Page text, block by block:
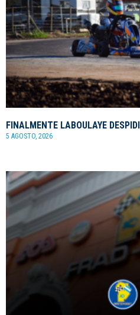
FINALMENTE LABOULAYE
5 AGOSTO, 2026